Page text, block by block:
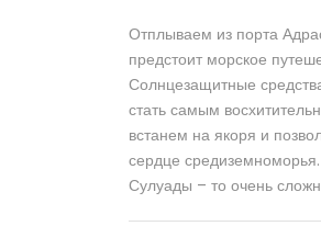
Отплываем из порта
предстоит морское
Солнцезащитные
стать самым
встанем на якоря и
сердце
Сулуады – то очень